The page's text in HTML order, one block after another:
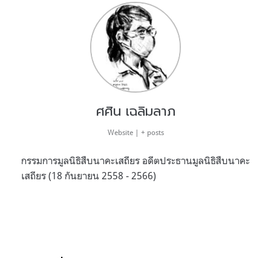
ศศิน เฉลิมลาภ
Website | + posts
กรรมการมูลนิธิสืบนาคะเสถียร อดีตประธานมูลนิธิสืบนาคะ
เสถียร (18 กันยายน 2558 - 2566)